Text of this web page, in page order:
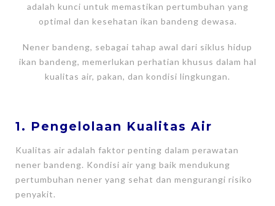
adalah kunci untuk memastikan pertumbuhan yang
optimal dan kesehatan ikan bandeng dewasa.
Nener bandeng, sebagai tahap awal dari siklus hidup
ikan bandeng, memerlukan perhatian khusus dalam hal
kualitas air, pakan, dan kondisi lingkungan.
1. Pengelolaan Kualitas Air
Kualitas air adalah faktor penting dalam perawatan
nener bandeng. Kondisi air yang baik mendukung
pertumbuhan nener yang sehat dan mengurangi risiko
penyakit.